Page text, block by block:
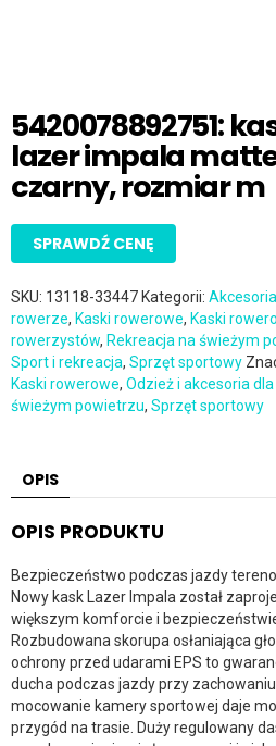
5420078892751:
lazer impala
czarny, rozmiar m
SPRAWDŹ CENĘ
SKU: 13118-33447 Kategorii:
rowerze, Kaski rowerowe, Kaski
rowerzystów, Rekreacja na świeżym
Sport i rekreacja, Sprzęt sportowy
Kaski rowerowe, Odzież i akcesoria
świeżym powietrzu, Sprzęt sportowy
OPIS
OPIS PRODUKTU
Bezpieczeństwo podczas jazdy
Nowy kask Lazer Impala został
większym komforcie i
Rozbudowana skorupa osłaniająca
ochrony przed udarami EPS to
ducha podczas jazdy przy
mocowanie kamery sportowej daje
przygód na trasie. Duży regulowany